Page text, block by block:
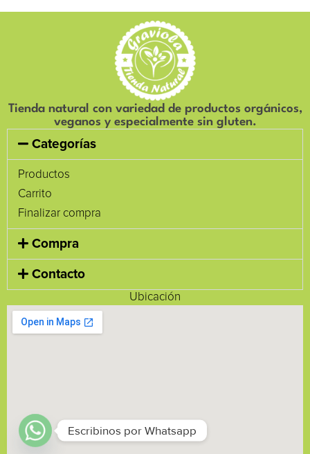
Tienda natural con variedad de productos orgánicos,
veganos y especialmente sin gluten.
Categorías
Productos
Carrito
Finalizar compra
Compra
Contacto
Ubicación
Escribinos por Whatsapp